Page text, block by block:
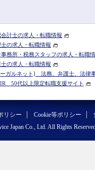
計士の求人・転職情報
の求人・転職情報
務所・税務スタッフの求人・転職
の求人・転職情報
ガルネット] 法務、弁護士、法律
50代以上限定転職支援サイト
リシー Cookie等ポリシー
Japan Co., Ltd. All Rights